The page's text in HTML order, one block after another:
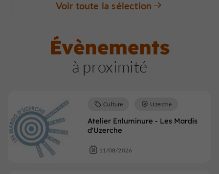
Voir toute la sélection
Évènements
à proximité
Atelier Enluminure - Les Mardis
d'Uzerche
Culture Uzerche
11/08/2026